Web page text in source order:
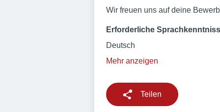
Wir freuen uns auf deine
Erforderliche
Deutsch
Mehr anzeigen
Teilen